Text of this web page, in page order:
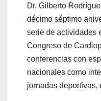
Dr. Gilberto
décimo séptimo
serie de actividades
Congreso de
conferencias con
nacionales como
jornadas deportivas,